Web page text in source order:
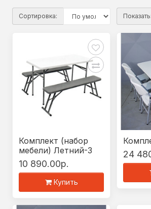
Сортировка: Показать:
Комплект (набор
мебели) Летний-3
10 890.00р.
Купить
24